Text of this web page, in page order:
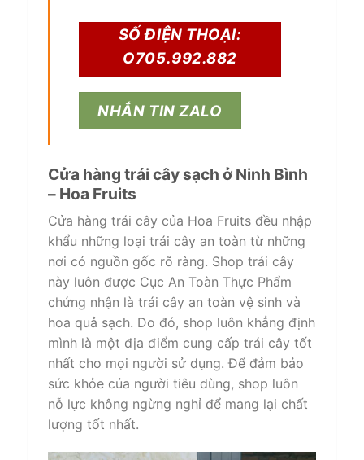
SỐ ĐIỆN THOẠI:
O705.992.882
NHẮN TIN ZALO
Cửa hàng trái cây sạch ở Ninh Bình
– Hoa Fruits
Cửa hàng trái cây của Hoa Fruits đều nhập
khẩu những loại trái cây an toàn từ những
nơi có nguồn gốc rõ ràng. Shop trái cây
này luôn được Cục An Toàn Thực Phẩm
chứng nhận là trái cây an toàn vệ sinh và
hoa quả sạch. Do đó, shop luôn khẳng định
mình là một địa điểm cung cấp trái cây tốt
nhất cho mọi người sử dụng. Để đảm bảo
sức khỏe của người tiêu dùng, shop luôn
nỗ lực không ngừng nghỉ để mang lại chất
lượng tốt nhất.